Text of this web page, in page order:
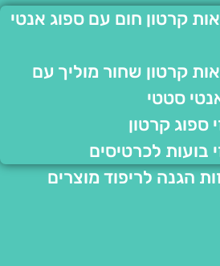
קרטון חום עם ספוג אנטי
קרטון שחור מוליך עם
סטטי
קרטון
לכרטיסים
הגנה לריפוד מוצרים